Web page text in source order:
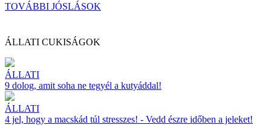
TOVÁBBI JÓSLÁSOK
ÁLLATI CUKISÁGOK
ÁLLATI
9 dolog, amit soha ne tegyél a kutyáddal!
ÁLLATI
4 jel, hogy a macskád túl stresszes! - Vedd észre időben a jeleket!